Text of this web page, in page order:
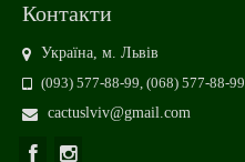
Контакти
Україна, м. Львів
(093) 577-88-99, (068) 577-88-99
cactuslviv@gmail.com